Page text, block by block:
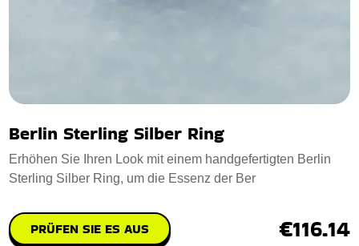
Berlin Sterling Silber Ring
Erhöhen Sie Ihren Look mit einem handgefertigten Berlin
Sterling Silber Ring, um die Essenz der Ber
PRÜFEN SIE ES AUS €116.14